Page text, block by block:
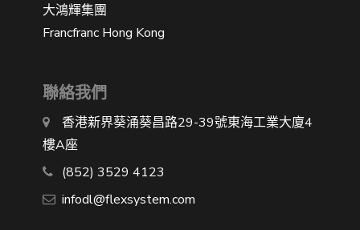
大鴻輝集團
Francfranc Hong Kong
聯絡我們
香港新界葵涌葵昌路29-39號東海工業大廈4
樓A座
(852) 3529 4123
infodl@flexsystem.com